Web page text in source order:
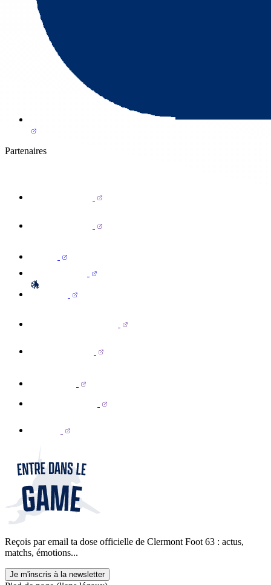
Partenaires
Reçois par email ta dose officielle de Clermont Foot 63 : actus,
matchs, émotions...
Je m'inscris à la newsletter